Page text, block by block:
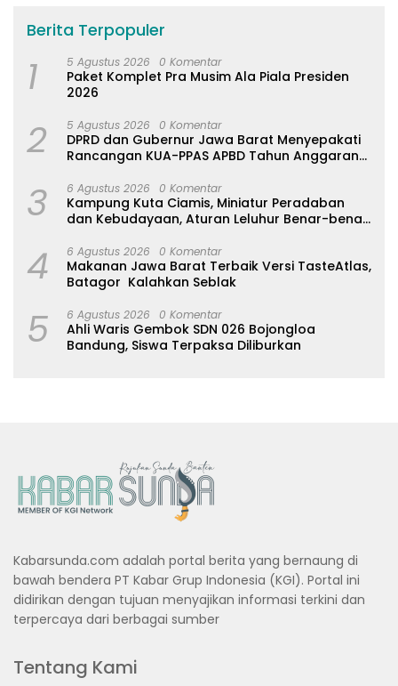
Berita Terpopuler
1 5 Agustus 2026 0 Komentar
Paket Komplet Pra Musim Ala Piala Presiden
2026
2 5 Agustus 2026 0 Komentar
DPRD dan Gubernur Jawa Barat Menyepakati
Rancangan KUA-PPAS APBD Tahun Anggaran
3 6 Agustus 2026 0 Komentar
Kampung Kuta Ciamis, Miniatur Peradaban
dan Kebudayaan, Aturan Leluhur Benar-benar
4 6 Agustus 2026 0 Komentar
Makanan Jawa Barat Terbaik Versi TasteAtlas,
Batagor Kalahkan Seblak
5 6 Agustus 2026 0 Komentar
Ahli Waris Gembok SDN 026 Bojongloa
Bandung, Siswa Terpaksa Diliburkan
Kabarsunda.com adalah portal berita yang bernaung di
bawah bendera PT Kabar Grup Indonesia (KGI). Portal ini
didirikan dengan tujuan menyajikan informasi terkini dan
terpercaya dari berbagai sumber
Tentang Kami